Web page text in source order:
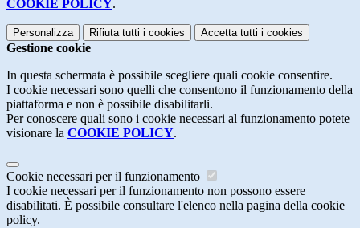
COOKIE POLICY.
Personalizza Rifiuta tutti i cookies Accetta tutti i cookies
Gestione cookie
In questa schermata è possibile scegliere quali cookie consentire.
I cookie necessari sono quelli che consentono il funzionamento della
piattaforma e non è possibile disabilitarli.
Per conoscere quali sono i cookie necessari al funzionamento potete
visionare la COOKIE POLICY.
Cookie necessari per il funzionamento
I cookie necessari per il funzionamento non possono essere
disabilitati. È possibile consultare l'elenco nella pagina della cookie
policy.